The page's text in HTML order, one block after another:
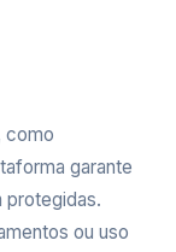
como
garante
protegidas.
ou uso